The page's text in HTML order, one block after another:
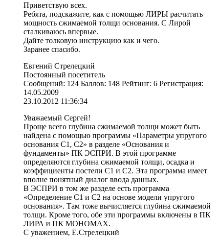
Приветствую всех.
Ребята, подскажите, как с помощью ЛИРЫ расчитать
мощность сжимаемой толщи основания. С Лирой
сталкиваюсь впервые.
Дайте толковую инструкцию как и чего.
Заранее спасибо.
Евгений Стрелецкий
Постоянный посетитель
Сообщений: 124 Баллов: 148 Рейтинг: 6 Регистрация:
14.05.2009
23.10.2012 11:36:34
Уважаемый Сергей!
Проще всего глубина сжимаемой толщи может быть
найдена с помощью программы «Параметры упругого
основания С1, С2» в разделе «Основания и
фундаменты» ПК ЭСПРИ. В этой программе
определяются глубина сжимаемой толщи, осадка и
коэффициенты постели С1 и С2. Эта программа имеет
вполне понятный диалог ввода данных.
В ЭСПРИ в том же разделе есть программа
«Определение С1 и С2 на основе модели упругого
основания». Там тоже вычисляется глубина сжимаемой
толщи. Кроме того, обе эти программы включены в ПК
ЛИРА и ПК МОНОМАХ.
С уважением, Е.Стрелецкий